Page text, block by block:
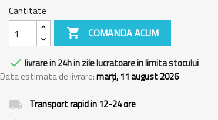
Cantitate
 COMANDA ACUM
 livrare in 24h in zile lucratoare in limita stocului
Data estimata de livrare:marți, 11 august 2026
local_shipping Transport rapid in 12-24 ore